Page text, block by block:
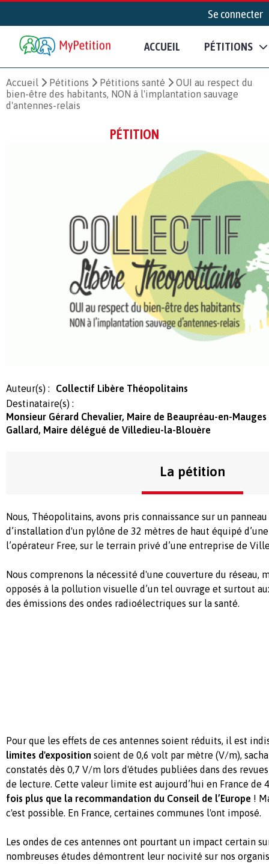
Se connecter
ACCUEIL PÉTITIONS
Accueil Pétitions Pétitions santé
OUI au respect du
bien-être des habitants, NON à l'implantation sauvage
d'antennes-relais
PÉTITION
Auteur(s) :
Collectif Libère Théopolitains
Destinataire(s) :
Monsieur Gérard Chevalier, Maire de Beaupréau-en-
Gallard, Maire délégué de Villedieu-la-Blouère
La pétition
Nous, Théopolitains, avons pris connaissance sur un
d’installation d'un pylône de 32 mètres de haut équipé
l’opérateur Free, sur le terrain privé d’une entreprise de
Nous comprenons la nécessité d'une couverture du réseau,
opposés à la pollution visuelle d’un tel ouvrage et surtout
des émissions des ondes radioélectriques sur la santé.
Pour que les effets de ces antennes soient réduits, il est
limites d'exposition soient de 0,6 volt par mètre (V/m),
constatés dès 0,7 V/m lors d'études publiées dans des
de lecture. Cette valeur limite est aujourd’hui en France de
fois plus que la recommandation du Conseil de l’Europe !
c'est possible. En France, certaines communes l'ont imposé.
Les ondes de ces antennes ont pourtant un impact certain
nombreuses études démontrent leur nocivité sur nos